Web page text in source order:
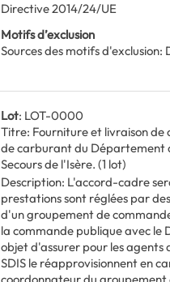
Directive 2014/24/UE
Motifs d’exclusion
Sources des motifs d'exclusion:
Lot: LOT-0000
Titre: Fourniture et livraison
de carburant du Département
Secours de l'Isère. (1 lot)
Description: L'accord-cadre
prestations sont réglées par
d'un groupement de
la commande publique avec le
objet d'assurer pour les
SDIS le réapprovisionnent en